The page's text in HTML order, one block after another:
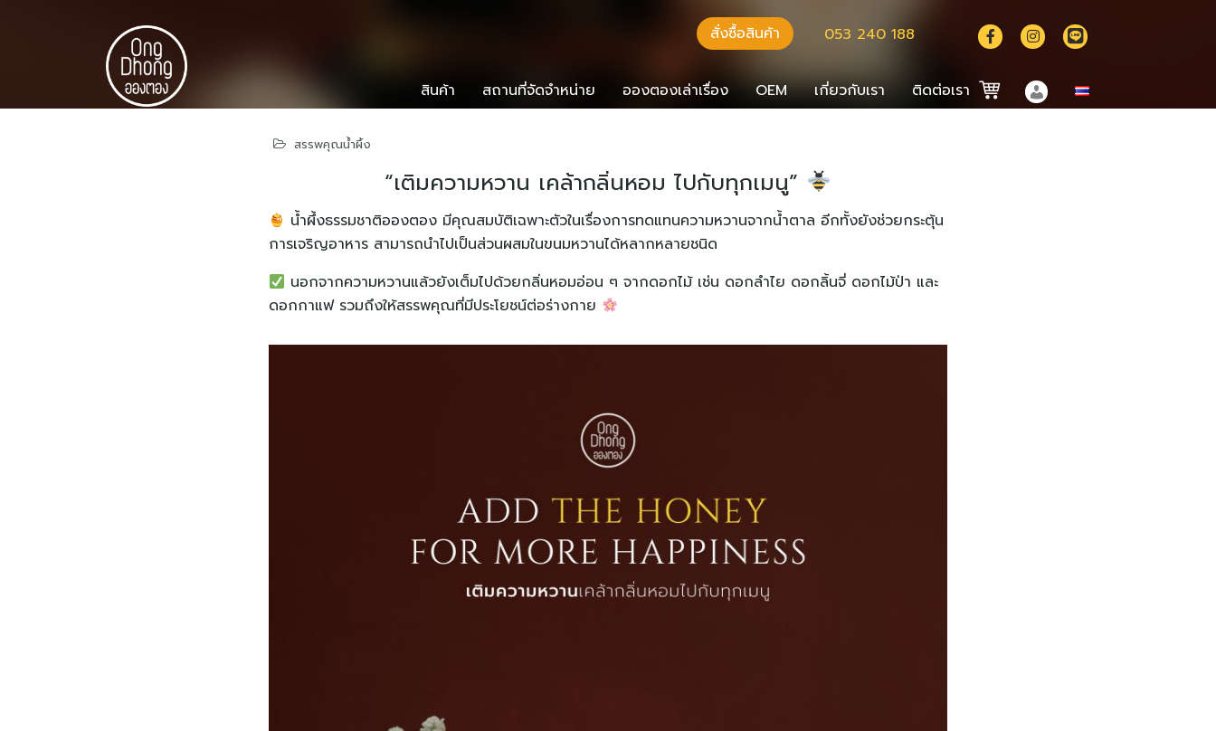
สั่งซื้อสินค้า
สินค้า สถานที่จัดจำหน่าย อองตองเล่าเรื่อง OEM เกี่ยวกับเรา ติดต่อเรา
053 240 188
สรรพคุณน้ำผึ้ง
“เติมความหวาน เคล้ากลิ่นหอม ไปกับทุกเมนู”
น้ำผึ้งธรรมชาติอองตอง มีคุณสมบัติเฉพาะตัวในเรื่องการทดแทนความหวานจากน้ำตาล อีกทั้งยังช่วยกระตุ้น
การเจริญอาหาร สามารถนำไปเป็นส่วนผสมในขนมหวานได้หลากหลายชนิด
นอกจากความหวานแล้วยังเต็มไปด้วยกลิ่นหอมอ่อน ๆ จากดอกไม้ เช่น ดอกลำไย ดอกลิ้นจี่ ดอกไม้ป่า และ
ดอกกาแฟ รวมถึงให้สรรพคุณที่มีประโยชน์ต่อร่างกาย